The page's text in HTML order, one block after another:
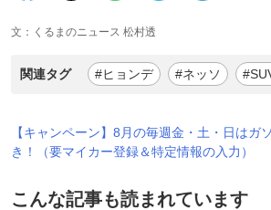
文：くるまのニュース 松村透
関連タグ #ヒョンデ #ネッソ
【キャンペーン】8月の毎週金・土・日はガ
き！（要マイカー登録＆特定情報の入力）
こんな記事も読まれています